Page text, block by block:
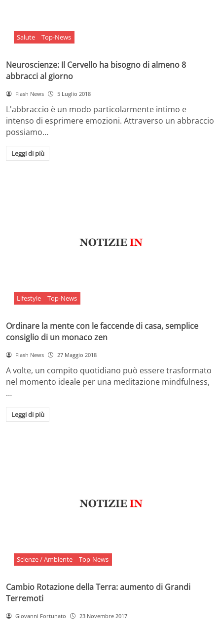
Salute Top-News
Neuroscienze: Il Cervello ha bisogno di almeno 8
abbracci al giorno
Flash News 5 Luglio 2018
L'abbraccio è un modo particolarmente intimo e
intenso di esprimere emozioni. Attraverso un abbraccio
possiamo…
Leggi di più
Lifestyle Top-News
Ordinare la mente con le faccende di casa, semplice
consiglio di un monaco zen
Flash News 27 Maggio 2018
A volte, un compito quotidiano può essere trasformato
nel momento ideale per una meditazione mindfulness,
…
Leggi di più
Scienze / Ambiente Top-News
Cambio Rotazione della Terra: aumento di Grandi
Terremoti
Giovanni Fortunato 23 Novembre 2017